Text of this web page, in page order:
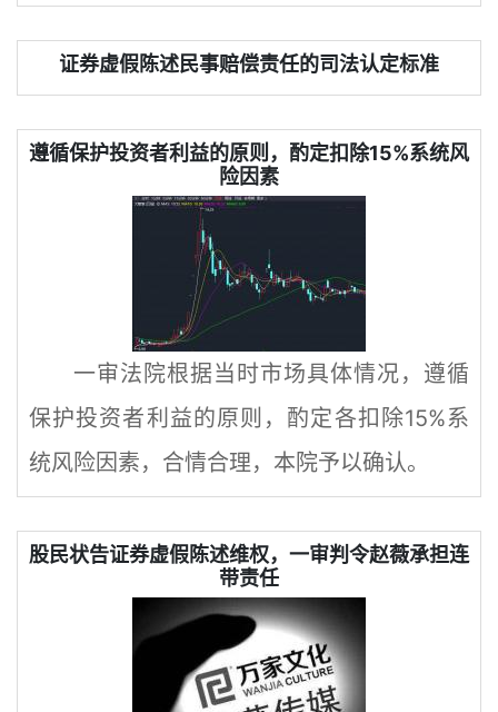
证券虚假陈述民事赔偿责任的司法认定标准
遵循保护投资者利益的原则，酌定扣除15%系统风
险因素
一审法院根据当时市场具体情况，遵循
保护投资者利益的原则，酌定各扣除15%系
统风险因素，合情合理，本院予以确认。
股民状告证券虚假陈述维权，一审判令赵薇承担连
带责任